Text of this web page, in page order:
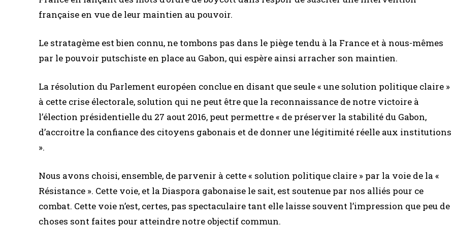
française en vue de leur maintien au pouvoir.
Le stratagème est bien connu, ne tombons pas dans le piège tendu à la France et à nous-mêmes
par le pouvoir putschiste en place au Gabon, qui espère ainsi arracher son maintien.
La résolution du Parlement européen conclue en disant que seule « une solution politique claire »
à cette crise électorale, solution qui ne peut être que la reconnaissance de notre victoire à
l’élection présidentielle du 27 aout 2016, peut permettre « de préserver la stabilité du Gabon,
d’accroitre la confiance des citoyens gabonais et de donner une légitimité réelle aux institutions
».
Nous avons choisi, ensemble, de parvenir à cette « solution politique claire » par la voie de la «
Résistance ». Cette voie, et la Diaspora gabonaise le sait, est soutenue par nos alliés pour ce
combat. Cette voie n’est, certes, pas spectaculaire tant elle laisse souvent l’impression que peu de
choses sont faites pour atteindre notre objectif commun.